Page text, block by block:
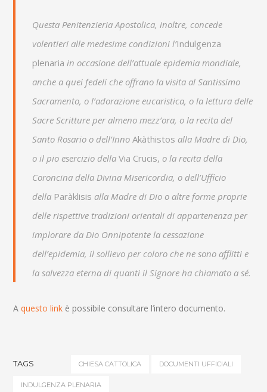
Questa Penitenzieria Apostolica, inoltre, concede
volentieri alle medesime condizioni l’Indulgenza
plenariain occasione dell’attuale epidemia mondiale,
anche a quei fedeli che offrano la visita al Santissimo
Sacramento, o l’adorazione eucaristica, o la lettura delle
Sacre Scritture per almeno mezz’ora, o la recita del
Santo Rosario o dell’InnoAkàthistosalla Madre di Dio,
o il pio esercizio dellaVia Crucis, o la recita della
Coroncina della Divina Misericordia, o dell’Ufficio
della Paràklisis alla Madre di Dio o altre forme proprie
delle rispettive tradizioni orientali di appartenenza per
implorare da Dio Onnipotente la cessazione
dell’epidemia, il sollievo per coloro che ne sono afflitti e
la salvezza eterna di quanti il Signore ha chiamato a sé.
Aquesto link è possibile consultare l’intero documento.
TAGS CHIESA CATTOLICA DOCUMENTI UFFICIALI
INDULGENZA PLENARIA